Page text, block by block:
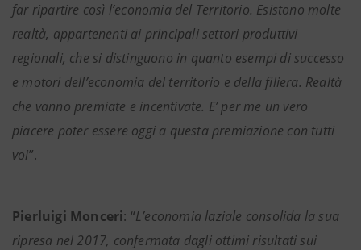
far ripartire così l’economia del Territorio. Esistono molte
realtà, appartenenti ai principali settori produttivi
regionali, che si distinguono in quanto esempi di successo
e motori dell’economia del territorio e della filiera. Realtà
che vanno premiate e incentivate. E’ per me un vero
piacere poter essere oggi a questa premiazione con tutti
voi”.
Pierluigi Monceri: “L’economia laziale consolida la sua
ripresa nel 2017, confermata dagli ottimi risultati sui